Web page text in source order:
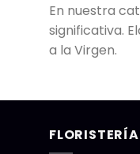
En nuestra
significativa.
a la Virgen.